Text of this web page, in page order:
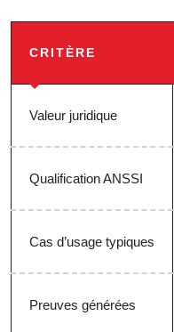
CRITÈRE
Valeur juridique
Qualification ANSSI
Cas d’usage typiques
Preuves générées